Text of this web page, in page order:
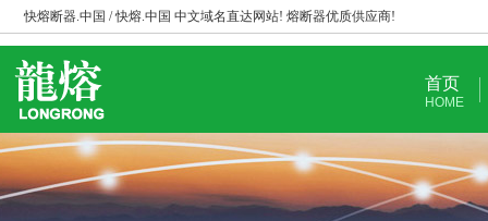
快熔断器.中国 / 快熔.中国 中文域名直达网站! 熔断器优质供应商!
首页
HOME